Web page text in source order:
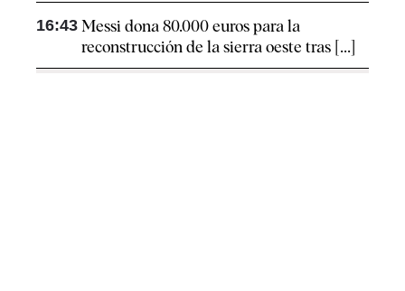
16:43 Messi dona 80.000 euros para la
reconstrucción de la sierra oeste tras [...]